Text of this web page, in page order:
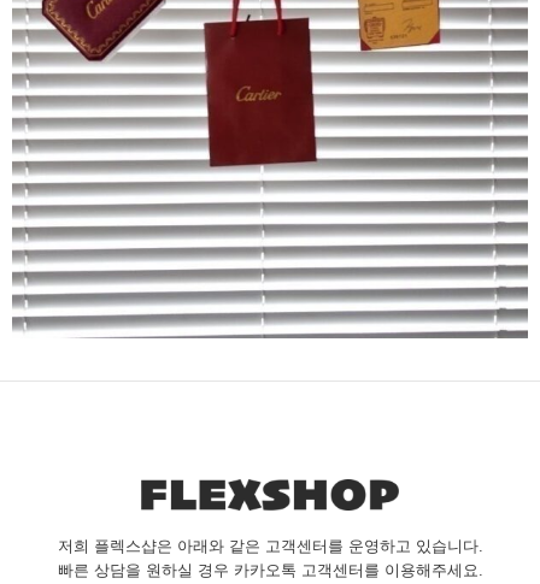
저희 플렉스샵은 아래와 같은 고객센터를 운영하고 있습니다.
빠른 상담을 원하실 경우 카카오톡 고객센터를 이용해주세요.